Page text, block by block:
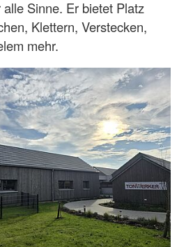
Sinne. Er bietet Platz
Klettern, Verstecken,
mehr.